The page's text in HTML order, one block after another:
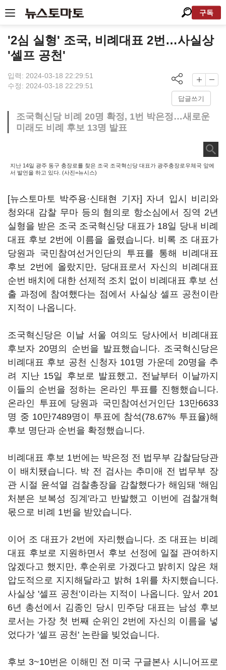
구독
'2심 실형' 조국, 비례대표 2번…사실상
'셀프 공천'
입력: 2024-03-18 22:29:51
수정: 2024-03-18 22:29:51
답글쓰기
조국혁신당 비례 20명 확정, 1번 박은정…새로운
미래도 비례 후보 13명 발표
지난 14일 광주 동구 충장로를 찾은 조국 조국혁신당 대표가 광주충장로우체국 앞에
서 발언을 하고 있다. (사진=뉴시스)
[뉴스토마토 박주용·신태현 기자] 자녀 입시 비리와
청와대 감찰 무마 등의 혐의로 항소심에서 징역 2년
실형을 받은 조국 조국혁신당 대표가 18일 당내 비례
대표 후보 2번에 이름을 올렸습니다. 비록 조 대표가
당원과 국민참여선거인단의 투표를 통해 비례대표
후보 2번에 올랐지만, 당대표로서 자신의 비례대표
순번 배치에 대한 선제적 조치 없이 비례대표 후보 선
출 과정에 참여했다는 점에서 사실상 셀프 공천이란
지적이 나옵니다.
조국혁신당은 이날 서울 여의도 당사에서 비례대표
후보자 20명의 순번을 발표했습니다. 조국혁신당은
비례대표 후보 공천 신청자 101명 가운데 20명을 추
려 지난 15일 후보로 발표했고, 전날부터 이날까지
이들의 순번을 정하는 온라인 투표를 진행했습니다.
온라인 투표에 당원과 국민참여선거인단 13만6633
명 중 10만7489명이 투표에 참석(78.67% 투표율)해
후보 명단과 순번을 확정했습니다.
비례대표 후보 1번에는 박은정 전 법무부 감찰담당관
이 배치됐습니다. 박 전 검사는 추미애 전 법무부 장
관 시절 윤석열 검찰총장을 감찰했다가 해임돼 '해임
처분은 보복성 징계'라고 반발했고 이번에 검찰개혁
몫으로 비례 1번을 받았습니다.
이어 조 대표가 2번에 자리했습니다. 조 대표는 비례
대표 후보로 지원하면서 후보 선정에 일절 관여하지
않겠다고 했지만, 후순위로 가겠다고 밝히지 않은 채
압도적으로 지지해달라고 밝혀 1위를 차지했습니다.
사실상 '셀프 공천'이라는 지적이 나옵니다. 앞서 201
6년 총선에서 김종인 당시 민주당 대표는 남성 후보
로서는 가장 첫 번째 순위인 2번에 자신의 이름을 넣
었다가 '셀프 공천' 논란을 빚었습니다.
후보 3~10번은 이해민 전 미국 구글본사 시니어프로